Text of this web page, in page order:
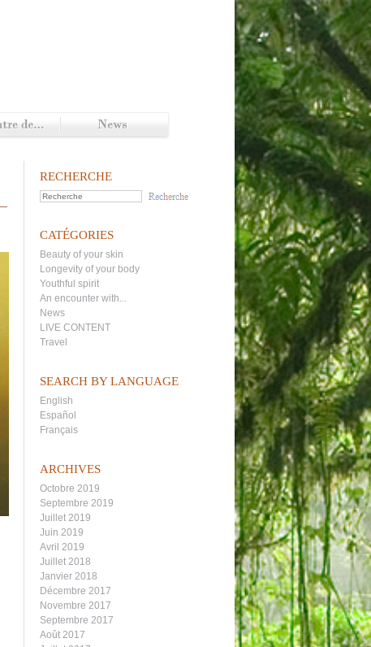
RECHERCHE
CATÉGORIES
Beauty of your skin
Longevity of your body
Youthful spirit
An encounter with...
News
LIVE CONTENT
Travel
SEARCH BY LANGUAGE
English
Español
Français
ARCHIVES
Octobre 2019
Septembre 2019
Juillet 2019
Juin 2019
Avril 2019
Juillet 2018
Janvier 2018
Décembre 2017
Novembre 2017
Septembre 2017
Août 2017